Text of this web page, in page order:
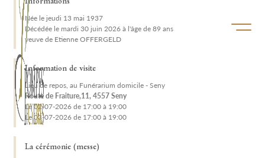
Ouvrir/
Née le jeudi 13 mai 1937
Décédée le mardi 30 juin 2026 à l'âge de 89 ans
veuve de Etienne OFFERGELD
Information de visite
Lieu de repos, au Funérarium domicile - Seny
Route de Fraiture,11, 4557 Seny
Le 02-07-2026 de 17:00 à 19:00
Le 03-07-2026 de 17:00 à 19:00
La cérémonie (messe)